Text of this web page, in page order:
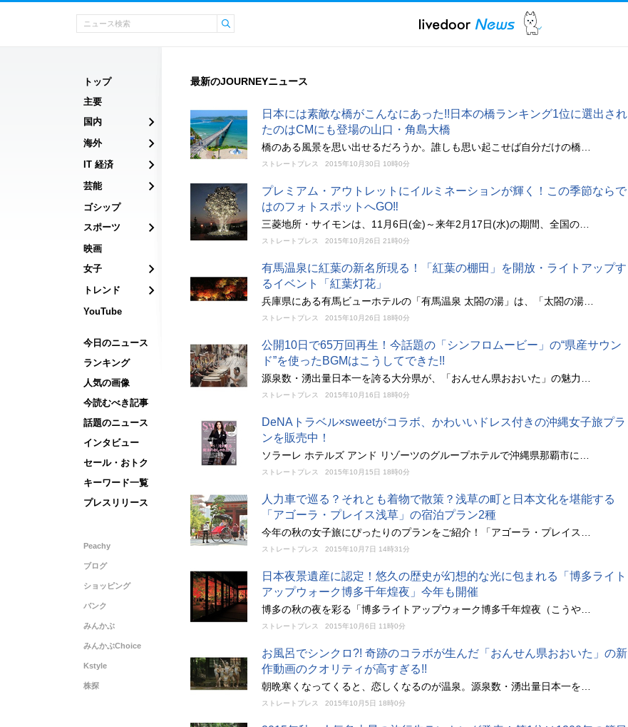
トップ
主要
国内
海外
IT 経済
芸能
ゴシップ
スポーツ
映画
女子
トレンド
YouTube
今日のニュース
ランキング
人気の画像
今読むべき記事
話題のニュース
インタビュー
セール・おトク
キーワード一覧
プレスリリース
Peachy
ブログ
ショッピング
バンク
みんかぶ
みんかぶChoice
Kstyle
株探
最新のJOURNEYニュース
日本には素敵な橋がこんなにあった!!日本の橋ランキング1位に選出され
たのはCMにも登場の山口・角島大橋
橋のある風景を思い出せるだろうか。誰しも思い起こせば自分だけの橋…
ストレートプレス 2015年10月30日 10時0分
プレミアム・アウトレットにイルミネーションが輝く！この季節ならで
はのフォトスポットへGO‼
三菱地所・サイモンは、11月6日(金)～来年2月17日(水)の期間、全国の…
ストレートプレス 2015年10月26日 21時0分
有馬温泉に紅葉の新名所現る！「紅葉の棚田」を開放・ライトアップす
るイベント「紅葉灯花」
兵庫県にある有馬ビューホテルの「有馬温泉 太閤の湯」は、「太閤の湯…
ストレートプレス 2015年10月26日 18時0分
公開10日で65万回再生！今話題の「シンフロムービー」の“県産サウン
ド”を使ったBGMはこうしてできた!!
源泉数・湧出量日本一を誇る大分県が、「おんせん県おおいた」の魅力…
ストレートプレス 2015年10月16日 18時0分
DeNAトラベル×sweetがコラボ、かわいいドレス付きの沖縄女子旅プラ
ンを販売中！
ソラーレ ホテルズ アンド リゾーツのグループホテルで沖縄県那覇市に…
ストレートプレス 2015年10月15日 18時0分
人力車で巡る？それとも着物で散策？浅草の町と日本文化を堪能する
「アゴーラ・プレイス浅草」の宿泊プラン2種
今年の秋の女子旅にぴったりのプランをご紹介！「アゴーラ・プレイス…
ストレートプレス 2015年10月7日 14時31分
日本夜景遺産に認定！悠久の歴史が幻想的な光に包まれる「博多ライト
アップウォーク博多千年煌夜」今年も開催
博多の秋の夜を彩る「博多ライトアップウォーク博多千年煌夜（こうや…
ストレートプレス 2015年10月6日 11時0分
お風呂でシンクロ?! 奇跡のコラボが生んだ「おんせん県おおいた」の新
作動画のクオリティが高すぎる!!
朝晩寒くなってくると、恋しくなるのが温泉。源泉数・湧出量日本一を…
ストレートプレス 2015年10月5日 18時0分